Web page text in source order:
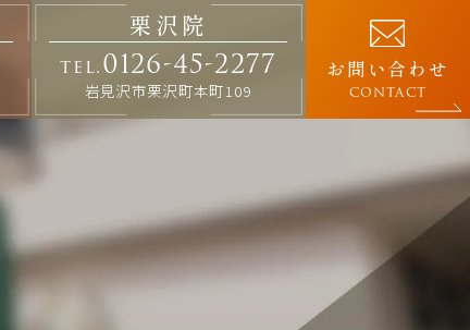
栗沢院
tel.0126-45-2277
岩見沢市栗沢町本町109
お問い合わせ
CONTACT